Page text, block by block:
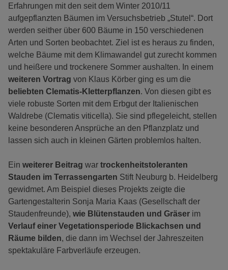
Erfahrungen mit den seit dem Winter 2010/11
aufgepflanzten Bäumen im Versuchsbetrieb „Stutel“. Dort
werden seither über 600 Bäume in 150 verschiedenen
Arten und Sorten beobachtet. Ziel ist es heraus zu finden,
welche Bäume mit dem Klimawandel gut zurecht kommen
und heißere und trockenere Sommer aushalten. In einem
weiteren Vortrag von Klaus Körber ging es um die
beliebten Clematis-Kletterpflanzen. Von diesen gibt es
viele robuste Sorten mit dem Erbgut der Italienischen
Waldrebe (Clematis viticella). Sie sind pflegeleicht, stellen
keine besonderen Ansprüche an den Pflanzplatz und
lassen sich auch in kleinen Gärten problemlos halten.
Ein weiterer Beitrag war trockenheitstoleranten
Stauden im Terrassengarten Stift Neuburg b. Heidelberg
gewidmet. Am Beispiel dieses Projekts zeigte die
Gartengestalterin Sonja Maria Kaas (Gesellschaft der
Staudenfreunde), wie Blütenstauden und Gräser im
Verlauf einer Vegetationsperiode Blickachsen und
Räume bilden, die dann im Wechsel der Jahreszeiten
spektakuläre Farbverläufe erzeugen.